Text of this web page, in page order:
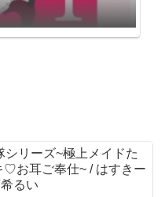
シリーズ~極上メイドた
♡お耳ご奉仕~ / はすきー
るい